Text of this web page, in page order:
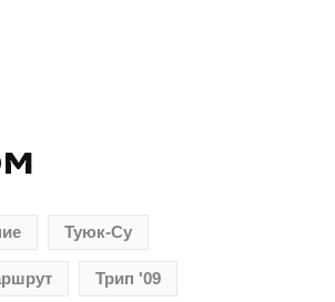
Туюк-Су
Трип '09